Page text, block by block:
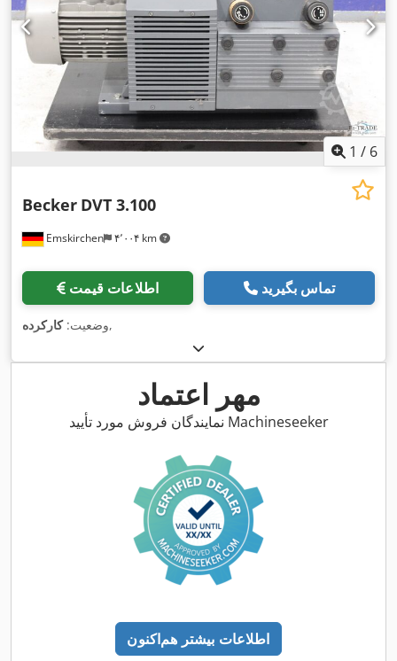
1 / 6
Emskirchen ۴٬۰۰۴ km
Becker DVT 3.100
اطلاعات قیمت تماس بگیرید
وضعیت:کارکرده ,
مهر اعتماد
نمایندگان فروش مورد تأیید Machineseeker
اطلاعات بیشتر هم‌اکنون